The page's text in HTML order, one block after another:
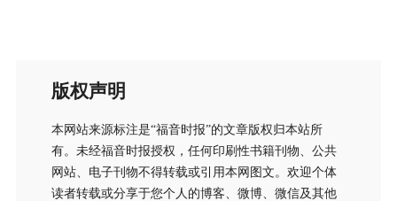
版权声明
本网站来源标注是“福音时报”的文章版权归本站所
有。未经福音时报授权，任何印刷性书籍刊物、公共
网站、电子刊物不得转载或引用本网图文。欢迎个体
读者转载或分享于您个人的博客、微博、微信及其他